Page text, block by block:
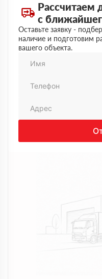
Рассчитаем
с
Оставьте заявку -
наличие и подготовим
вашего объекта.